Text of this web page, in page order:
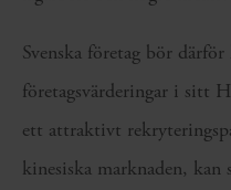
Svenska företag bör
företagsvärderingar i sitt
ett attraktivt
kinesiska marknaden, kan